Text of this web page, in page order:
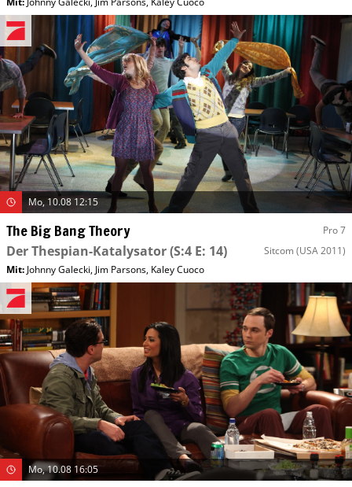
Mo, 10.08 12:15
The Big Bang Theory Pro 7
Der Thespian-Katalysator(S:4 E: 14) Sitcom (USA 2011)
Mit: Johnny Galecki, Jim Parsons, Kaley Cuoco
Mo, 10.08 16:05